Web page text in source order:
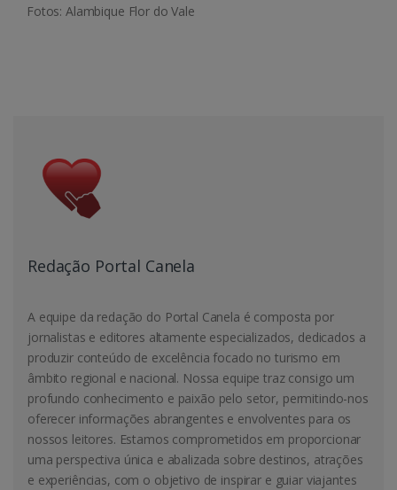
Fotos: Alambique Flor do Vale
Redação Portal Canela
A equipe da redação do Portal Canela é composta por
jornalistas e editores altamente especializados, dedicados a
produzir conteúdo de excelência focado no turismo em
âmbito regional e nacional. Nossa equipe traz consigo um
profundo conhecimento e paixão pelo setor, permitindo-nos
oferecer informações abrangentes e envolventes para os
nossos leitores. Estamos comprometidos em proporcionar
uma perspectiva única e abalizada sobre destinos, atrações
e experiências, com o objetivo de inspirar e guiar viajantes